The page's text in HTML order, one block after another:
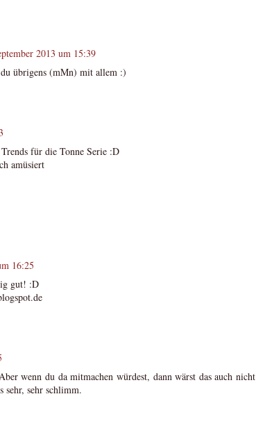
2013 um 15:39
übrigens (mMn) mit allem :)
für die Tonne Serie :D
amüsiert
16:25
gut! :D
wenn du da mitmachen würdest, dann wärst das auch nicht
sehr, sehr schlimm.